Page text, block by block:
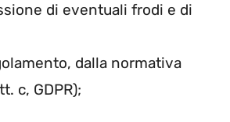
di eventuali frodi e di
dalla normativa
c, GDPR);